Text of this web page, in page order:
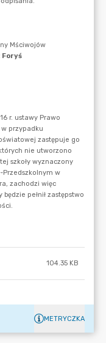
104.35 KB
METRYCZKA